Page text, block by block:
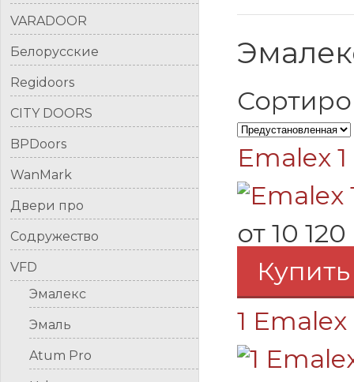
VARADOOR
Белорусские
Regidoors
CITY DOORS
BPDoors
WanMark
Двери про
Содружество
VFD
Эмалекс
Эмаль
Atum Pro
Emalex 1
от 10
Купить
1